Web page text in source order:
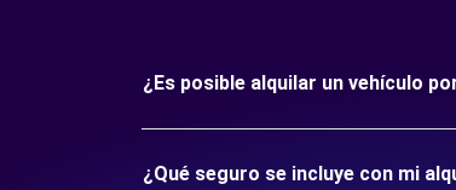
¿Es posible alquilar un vehículo
¿Qué seguro se incluye con mi